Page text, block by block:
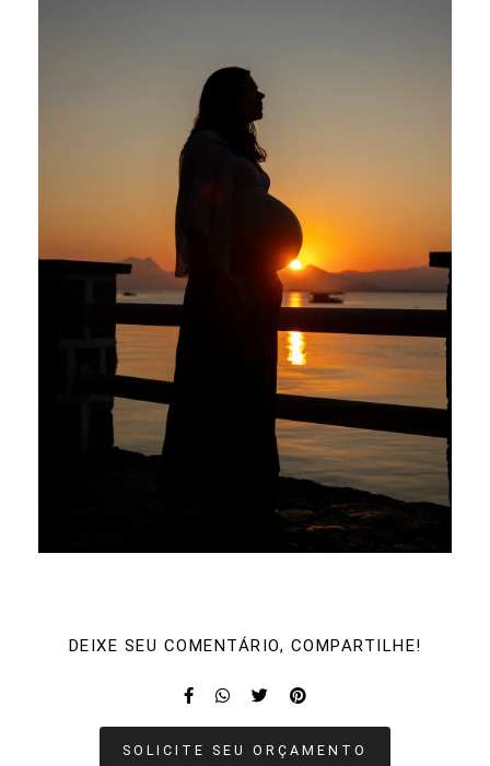
DEIXE SEU COMENTÁRIO, COMPARTILHE!
SOLICITE SEU ORÇAMENTO